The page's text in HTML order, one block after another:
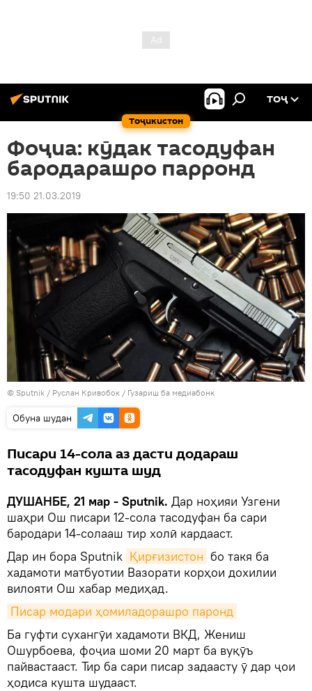
Тоҷикистон
ТОҶ
Фоҷиа: кӯдак тасодуфан
бародарашро парронд
19:50 21.03.2019
© Sputnik / Руслан Кривобок / Гузариш ба медиабонк
Обуна шудан
Писари 14-сола аз дасти додараш
тасодуфан кушта шуд
ДУШАНБЕ, 21 мар - Sputnik. Дар ноҳияи Узгени
шаҳри Ош писари 12-сола тасодуфан ба сари
бародари 14-солааш тир холӣ кардааст.
Дар ин бора Sputnik Қирғизистон бо такя ба
хадамоти матбуотии Вазорати корҳои дохилии
вилояти Ош хабар медиҳад.
Писар модари ҳомиладорашро паронд
Ба гуфти сухангӯи хадамоти ВКД, Жениш
Ошурбоева, фоҷиа шоми 20 март ба вуқӯъ
пайвастааст. Тир ба сари писар задаасту ӯ дар ҷои
ҳодиса кушта шудааст.